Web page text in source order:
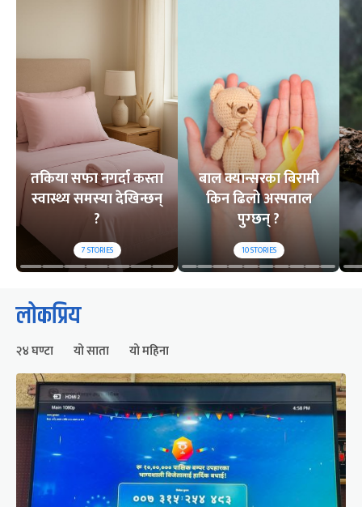
तकिया सफा नगर्दा कस्ता
स्वास्थ्य समस्या देखिन्छन्
?
7STORIES
बाल क्यान्सरका बिरामी
किन ढिलो अस्पताल
पुग्छन् ?
10STORIES
लोकप्रिय
२४ घण्टा यो साता यो महिना